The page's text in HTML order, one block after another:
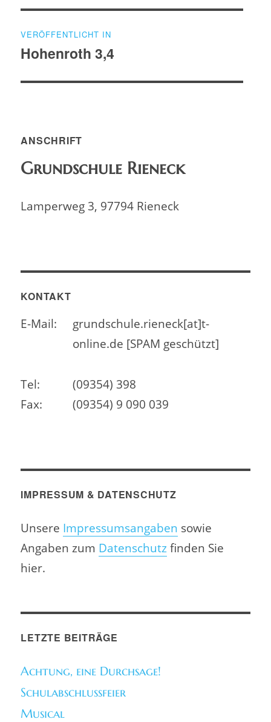
VERÖFFENTLICHT IN
Hohenroth 3,4
ANSCHRIFT
Grundschule Rieneck
Lamperweg 3, 97794 Rieneck
KONTAKT
E-Mail:
grundschule.rieneck[at]t-
online.de [SPAM geschützt]
Tel:
(09354) 398
Fax:
(09354) 9 090 039
IMPRESSUM & DATENSCHUTZ
Unsere Impressumsangaben sowie
Angaben zum Datenschutzfinden Sie
hier.
LETZTE BEITRÄGE
Achtung, eine Durchsage!
Schulabschlussfeier
Musical